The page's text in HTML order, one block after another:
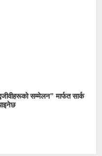
सम्मेलन” मार्फत सार्क